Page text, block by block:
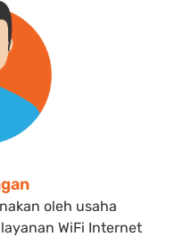
oleh usaha
WiFi Internet